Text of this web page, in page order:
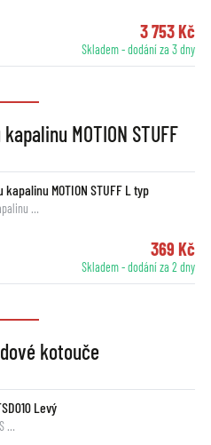
3 753 Kč
Skladem - dodání za 3 dny
MOTION STUFF
MOTION STUFF L typ
…
369 Kč
Skladem - dodání za 2 dny
kotouče
Levý
…